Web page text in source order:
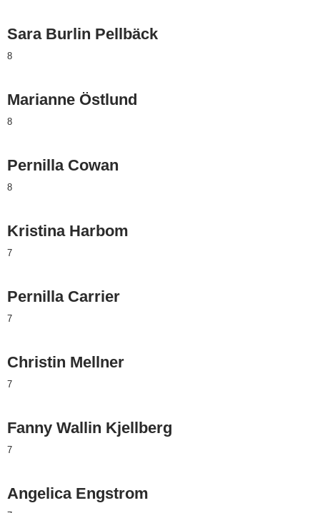
Sara Burlin Pellbäck
8
Marianne Östlund
8
Pernilla Cowan
8
Kristina Harbom
7
Pernilla Carrier
7
Christin Mellner
7
Fanny Wallin Kjellberg
7
Angelica Engstrom